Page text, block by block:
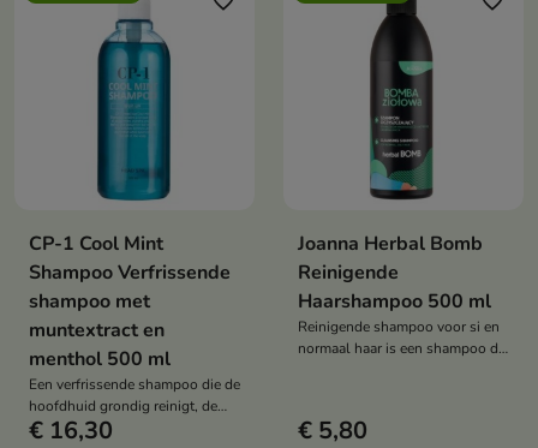
CP-1 Cool Mint
Shampoo Verfrissende
shampoo met
muntextract en
menthol 500 ml
Een verfrissende shampoo die de
hoofdhuid grondig reinigt, de
talgproductie reguleert en een
€ 16,30
Joanna Herbal Bomb
Reinigende
Haarshampoo 500 ml
Reinigende shampoo voor si en
normaal haar is een shampoo die
€ 5,80